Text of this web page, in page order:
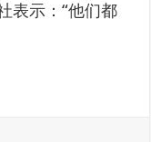
表示：“他们都